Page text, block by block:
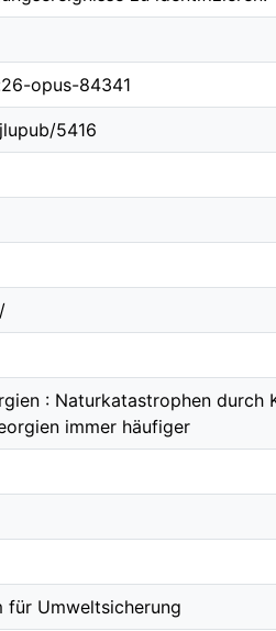
opus-84341
5416
: Naturkatastrophen durch
immer häufiger
für Umweltsicherung